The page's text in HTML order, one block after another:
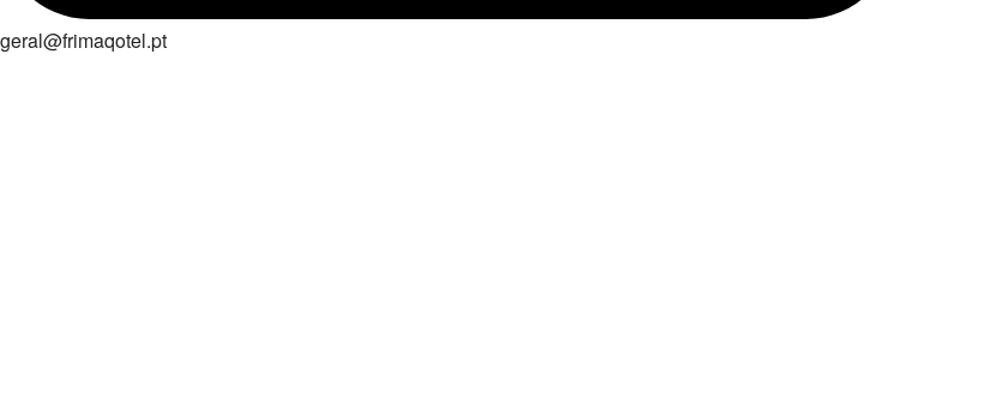
geral@frimaqotel.pt